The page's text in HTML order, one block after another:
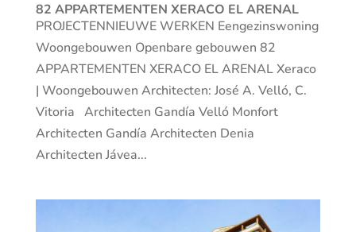
82 APPARTEMENTEN XERACO EL ARENAL
PROJECTENNIEUWE WERKEN Eengezinswoning
Woongebouwen Openbare gebouwen 82
APPARTEMENTEN XERACO EL ARENAL Xeraco
| Woongebouwen Architecten: José A. Velló, C.
Vitoria Architecten Gandía Velló Monfort
Architecten Gandía Architecten Denia
Architecten Jávea...